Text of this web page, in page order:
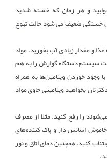
بخوابید و هر زمان که خسته شدید
خستگی ضعیف می شود حالت تهوع
و مقدار زیادی آب بخورید. مواد
سیستم دستگاه گوارش را به هم
وجود خوردن ویتامین‌ها به همراه
بخواهید ویتامینی حاوی مواد
را رفع کنید. مثلا از مصرف
اسانس دار و پاک کننده‌های
کنید. همچنین دمای اتاق و نور